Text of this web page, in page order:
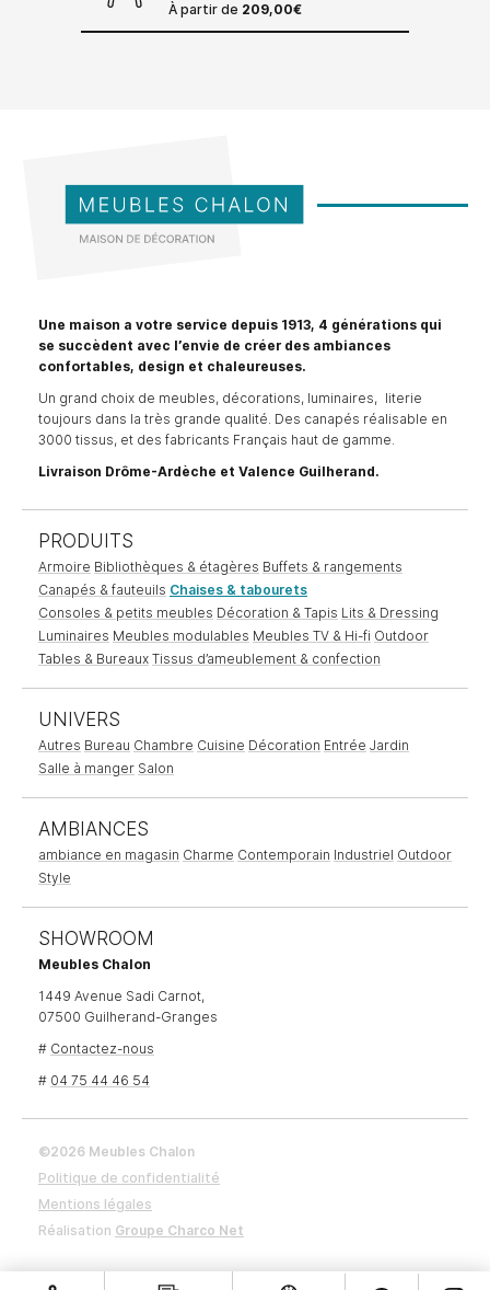
À partir de 209,00€
Une maison a votre service depuis 1913, 4 générations qui
se succèdent avec l’envie de créer des ambiances
confortables, design et chaleureuses.
Un grand choix de meubles, décorations, luminaires, literie
toujours dans la très grande qualité. Des canapés réalisable en
3000 tissus, et des fabricants Français haut de gamme.
Livraison Drôme-Ardèche et Valence Guilherand.
PRODUITS
Armoire Bibliothèques & étagères Buffets & rangements
Canapés & fauteuils Chaises & tabourets
Consoles & petits meubles Décoration & Tapis Lits & Dressing
Luminaires Meubles modulables Meubles TV & Hi-fi Outdoor
Tables & Bureaux Tissus d’ameublement & confection
UNIVERS
Autres Bureau Chambre Cuisine Décoration Entrée Jardin
Salle à manger Salon
AMBIANCES
ambiance en magasin Charme Contemporain Industriel Outdoor
Style
SHOWROOM
Meubles Chalon
1449 Avenue Sadi Carnot,
07500 Guilherand-Granges
# Contactez-nous
# 04 75 44 46 54
©2026 Meubles Chalon
Politique de confidentialité
Mentions légales
Réalisation Groupe Charco Net